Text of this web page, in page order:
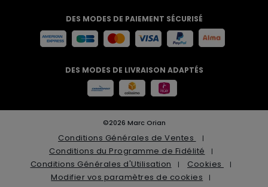
DES MODES DE PAIEMENT SÉCURISÉ
DES MODES DE LIVRAISON ADAPTÉS
©2026 Marc Orian
Conditions Générales de Ventes
Conditions du Programme de Fidélité
Conditions Générales d'Utilisation
Cookies
Modifier vos paramètres de cookies